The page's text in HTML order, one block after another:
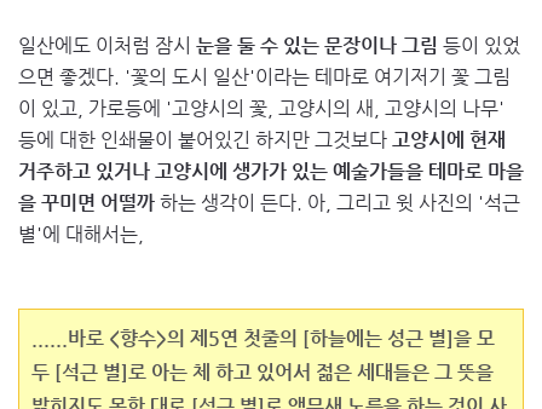
일산에도 이처럼 잠시 눈을 둘 수 있는 문장이나 그림 등이 있었
으면 좋겠다. '꽃의 도시 일산'이라는 테마로 여기저기 꽃 그림
이 있고, 가로등에 '고양시의 꽃, 고양시의 새, 고양시의 나무'
등에 대한 인쇄물이 붙어있긴 하지만 그것보다 고양시에 현재
거주하고 있거나 고양시에 생가가 있는 예술가들을 테마로 마을
을 꾸미면 어떨까 하는 생각이 든다. 아, 그리고 윗 사진의 '석근
별'에 대해서는,
......바로 <향수>의 제5연 첫줄의 [하늘에는 성근 별]을 모
두 [석근 별]로 아는 체 하고 있어서 젊은 세대들은 그 뜻을